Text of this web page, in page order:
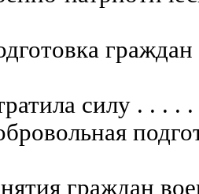
силу . . . .
граждан